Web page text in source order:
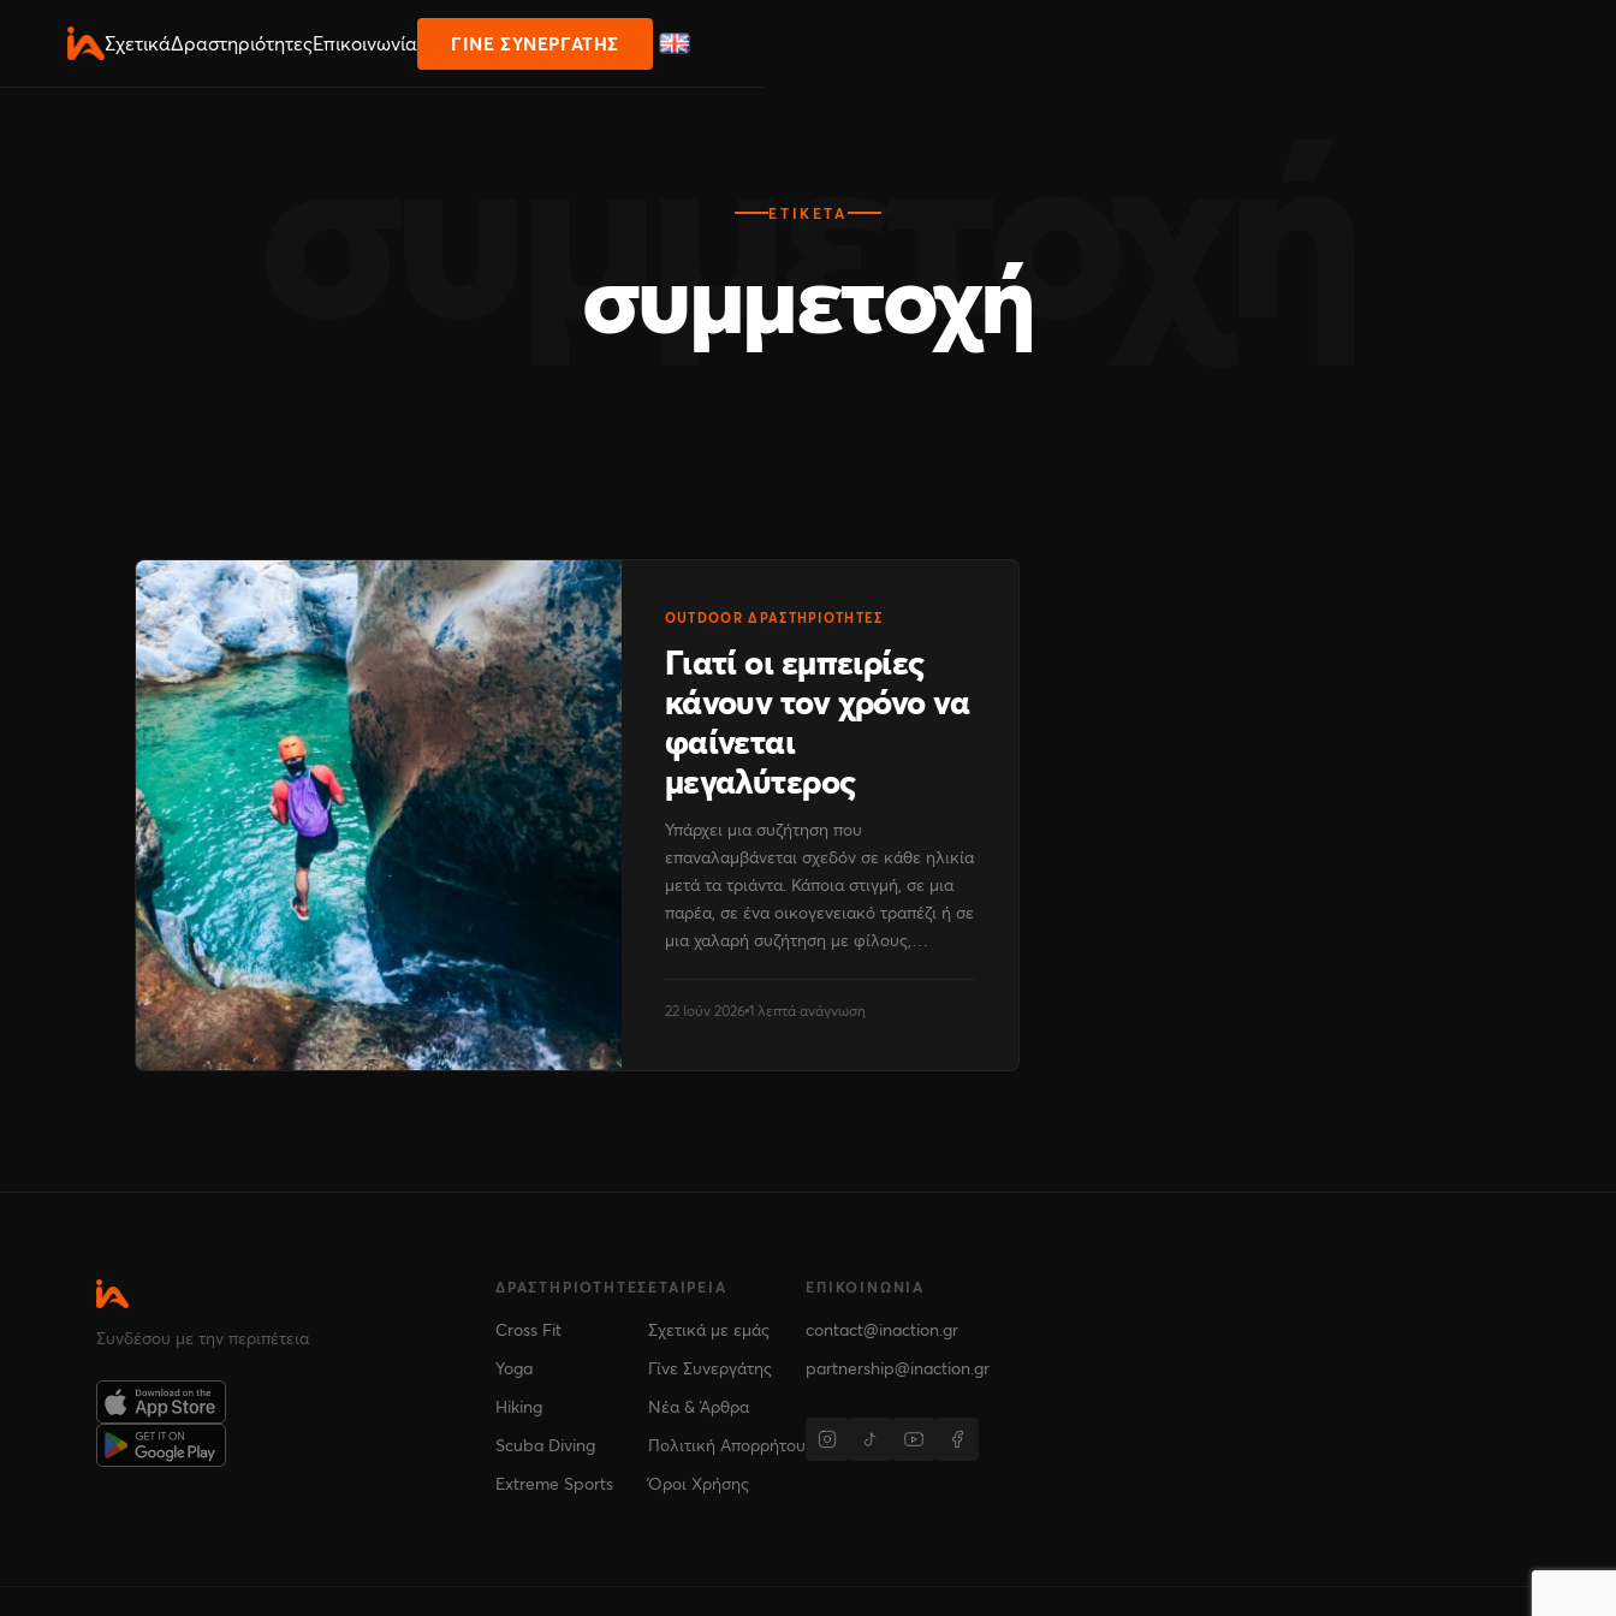
ΣχετικάΔραστηριότητεςΕπικοινωνία ΓΊΝΕ ΣΥΝΕΡΓΆΤΗΣ
ΕΤΙΚΈΤΑ
συμμετοχή
OUTDOOR ΔΡΑΣΤΗΡΙΌΤΗΤΕΣ
Γιατί οι εμπειρίες
κάνουν τον χρόνο να
φαίνεται
μεγαλύτερος
Υπάρχει μια συζήτηση που
επαναλαμβάνεται σχεδόν σε κάθε ηλικία
μετά τα τριάντα. Κάποια στιγμή, σε μια
παρέα, σε ένα οικογενειακό τραπέζι ή σε
μια χαλαρή συζήτηση με φίλους,…
22 Ιούν 2026 1 λεπτά ανάγνωση
Συνδέσου με την περιπέτεια
ΔΡΑΣΤΗΡΙΌΤΗΤΕΣ
Cross Fit
Yoga
Hiking
Scuba Diving
Extreme Sports
ΕΤΑΙΡΕΊΑ
Σχετικά με εμάς
Γίνε Συνεργάτης
Νέα & Άρθρα
Πολιτική Απορρήτου
Όροι Χρήσης
ΕΠΙΚΟΙΝΩΝΊΑ
contact@inaction.gr
partnership@inaction.gr